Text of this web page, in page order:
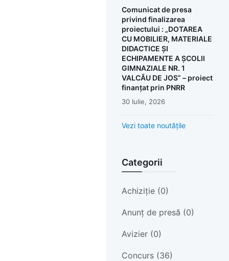
Comunicat de presa
privind finalizarea
proiectului : „DOTAREA
CU MOBILIER, MATERIALE
DIDACTICE ȘI
ECHIPAMENTE A ȘCOLII
GIMNAZIALE NR. 1
VALCĂU DE JOS” – proiect
finanțat prin PNRR
30 Iulie, 2026
Vezi toate noutățile
Categorii
Achiziție (0)
Anunț de presă (0)
Avizier (0)
Concurs (36)